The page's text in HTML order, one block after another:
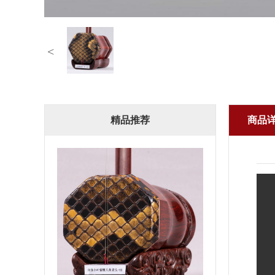
<
精品推荐 商品